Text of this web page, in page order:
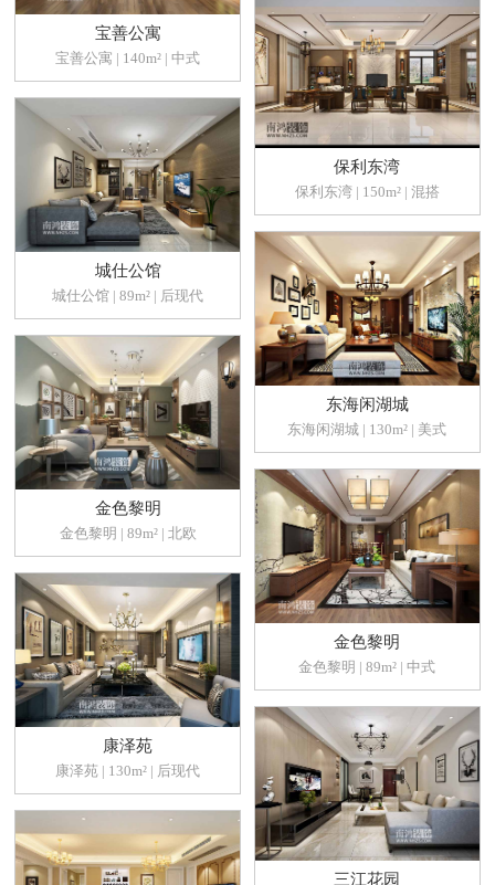
宝善公寓
宝善公寓 | 140m² | 中式
保利东湾
保利东湾 | 150m² | 混搭
城仕公馆
城仕公馆 | 89m² | 后现代
东海闲湖城
东海闲湖城 | 130m² | 美式
金色黎明
金色黎明 | 89m² | 北欧
金色黎明
金色黎明 | 89m² | 中式
康泽苑
康泽苑 | 130m² | 后现代
三江花园